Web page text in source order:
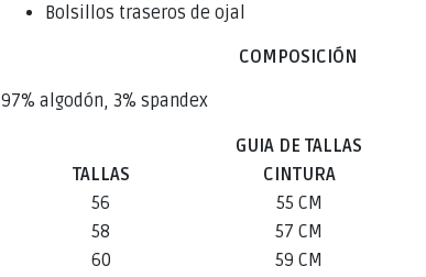
Bolsillos traseros de ojal
COMPOSICIÓN
97% algodón, 3% spandex
GUIA DE TALLAS
TALLAS
CINTURA
56
55 CM
58
57 CM
60
59 CM